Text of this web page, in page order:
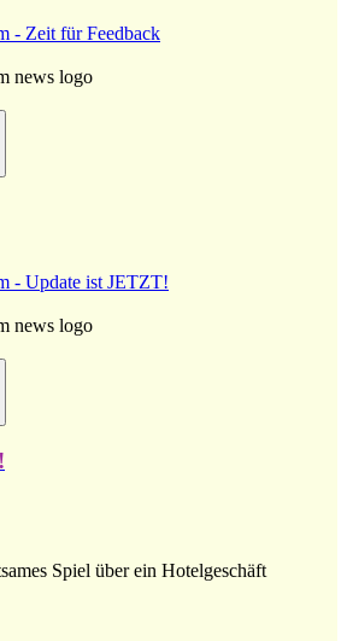
Spiel über ein Hotelgeschäft